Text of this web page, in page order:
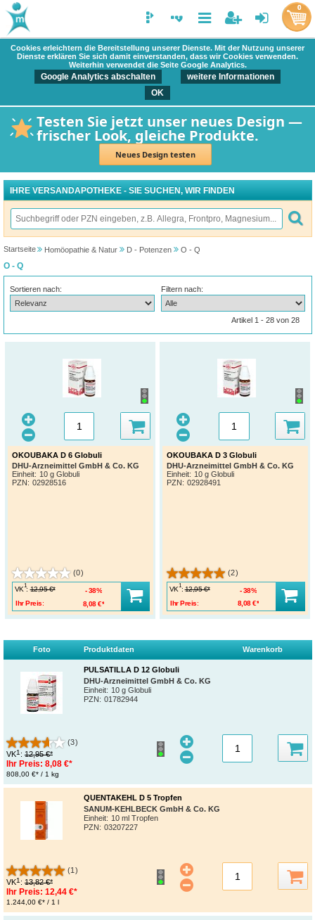
Cookies erleichtern die Bereitstellung unserer Dienste. Mit der Nutzung unserer
Dienste erklären Sie sich damit einverstanden, dass wir Cookies verwenden.
Weiterhin verwendet die Seite Google Analytics.
Google Analytics abschalten
weitere Informationen
OK
Testen Sie jetzt unser neues Design —
frischer Look, gleiche Produkte.
Neues Design testen
0
IHRE VERSANDAPOTHEKE - SIE SUCHEN, WIR FINDEN
Startseite Homöopathie & Natur D - Potenzen O - Q
O - Q
Sortieren nach: Filtern nach:
Artikel 1 - 28 von 28
OKOUBAKA D 6 Globuli
DHU-Arzneimittel GmbH & Co. KG
Einheit: 10 g Globuli
PZN : 02928516
(0)
VK
1
: 12,95 €*
Ihr Preis:
8,08 €*
38%
OKOUBAKA D 3 Globuli
DHU-Arzneimittel GmbH & Co. KG
Einheit: 10 g Globuli
PZN : 02928491
(2)
VK
1
: 12,95 €*
Ihr Preis:
8,08 €*
38%
Foto Produktdaten Warenkorb
PULSATILLA D 12 Globuli
DHU-Arzneimittel GmbH & Co. KG
Einheit: 10 g Globuli
PZN: 01782944
(3)
VK1 : 12,95 €*
Ihr Preis: 8,08 €*
808,00 €* / 1 kg
QUENTAKEHL D 5 Tropfen
SANUM-KEHLBECK GmbH & Co. KG
Einheit: 10 ml Tropfen
PZN: 03207227
(1)
VK1 : 13,82 €*
Ihr Preis: 12,44 €*
1.244,00 €* / 1 l